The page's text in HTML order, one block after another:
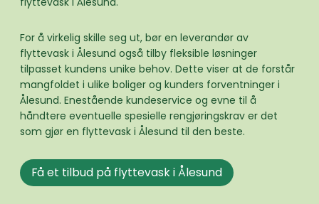
For å virkelig skille seg ut, bør en leverandør av
flyttevask i Ålesund også tilby fleksible løsninger
tilpasset kundens unike behov. Dette viser at de forstår
mangfoldet i ulike boliger og kunders forventninger i
Ålesund. Enestående kundeservice og evne til å
håndtere eventuelle spesielle rengjøringskrav er det
som gjør en flyttevask i Ålesund til den beste.
Få et tilbud på flyttevask i Ålesund